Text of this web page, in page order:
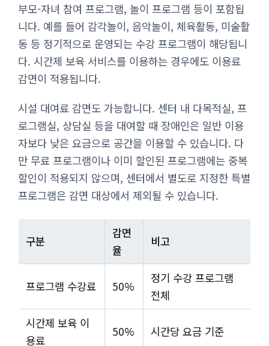
부모-자녀 참여 프로그램, 놀이 프로그램 등이 포함됩
니다. 예를 들어 감각놀이, 음악놀이, 체육활동, 미술활
동 등 정기적으로 운영되는 수강 프로그램이 해당됩니
다. 시간제 보육 서비스를 이용하는 경우에도 이용료
감면이 적용됩니다.
시설 대여료 감면도 가능합니다. 센터 내 다목적실, 프
로그램실, 상담실 등을 대여할 때 장애인은 일반 이용
자보다 낮은 요금으로 공간을 이용할 수 있습니다. 다
만 무료 프로그램이나 이미 할인된 프로그램에는 중복
할인이 적용되지 않으며, 센터에서 별도로 지정한 특별
프로그램은 감면 대상에서 제외될 수 있습니다.
구분
감면
율
비고
프로그램 수강료 50%
정기 수강 프로그램
전체
시간제 보육 이
용료
50% 시간당 요금 기준